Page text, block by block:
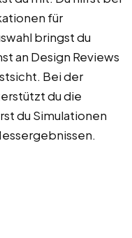
für
bringst du
an Design Reviews
Bei der
du die
du Simulationen